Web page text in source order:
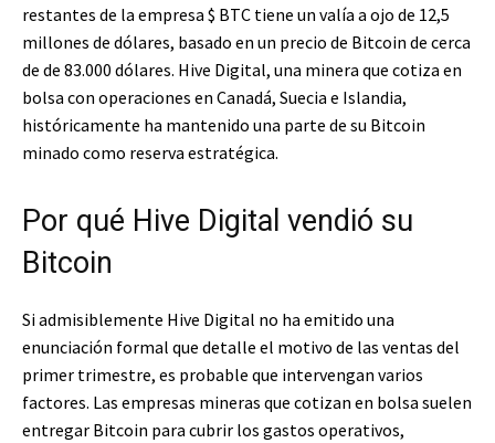
restantes de la empresa $ BTC tiene un valía a ojo de 12,5
millones de dólares, basado en un precio de Bitcoin de cerca
de de 83.000 dólares. Hive Digital, una minera que cotiza en
bolsa con operaciones en Canadá, Suecia e Islandia,
históricamente ha mantenido una parte de su Bitcoin
minado como reserva estratégica.
Por qué Hive Digital vendió su
Bitcoin
Si admisiblemente Hive Digital no ha emitido una
enunciación formal que detalle el motivo de las ventas del
primer trimestre, es probable que intervengan varios
factores. Las empresas mineras que cotizan en bolsa suelen
entregar Bitcoin para cubrir los gastos operativos,